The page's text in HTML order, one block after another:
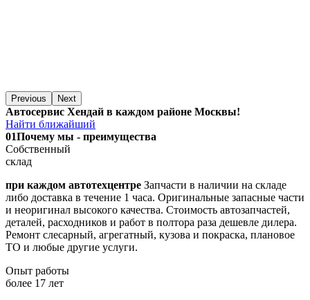
Previous Next
Автосервис Хендай в каждом районе Москвы!
Найти ближайший
01Почему мы - преимущества
Собственный
склад
при каждом автотехцентре Запчасти в наличии на складе
либо доставка в течение 1 часа. Оригинальные запасные части
и неоригинал высокого качества. Стоимость автозапчастей,
деталей, расходников и работ в полтора раза дешевле дилера.
Ремонт слесарный, агрегатный, кузова и покраска, плановое
ТО и любые другие услуги.
Опыт работы
более 17 лет